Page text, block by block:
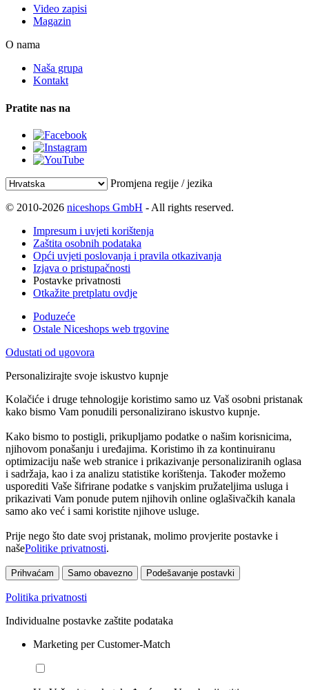
Video zapisi
Magazin
O nama
Naša grupa
Kontakt
Pratite nas na
Promjena regije / jezika
© 2010-2026 niceshops GmbH - All rights reserved.
Impresum i uvjeti korištenja
Zaštita osobnih podataka
Opći uvjeti poslovanja i pravila otkazivanja
Izjava o pristupačnosti
Postavke privatnosti
Otkažite pretplatu ovdje
Poduzeće
Ostale Niceshops web trgovine
Odustati od ugovora
Personalizirajte svoje iskustvo kupnje
Kolačiće i druge tehnologije koristimo samo uz Vaš osobni pristanak
kako bismo Vam ponudili personalizirano iskustvo kupnje.
Kako bismo to postigli, prikupljamo podatke o našim korisnicima,
njihovom ponašanju i uređajima. Koristimo ih za kontinuiranu
optimizaciju naše web stranice i prikazivanje personaliziranih oglasa
i sadržaja, kao i za analizu statistike korištenja. Također možemo
usporediti Vaše šifrirane podatke s vanjskim pružateljima usluga i
prikazivati Vam ponude putem njihovih online oglašivačkih kanala
samo ako već i sami koristite njihove usluge.
Prije nego što date svoj pristanak, molimo provjerite postavke i
našePolitike privatnosti.
Prihvaćam Samo obavezno Podešavanje postavki
Politika privatnosti
Individualne postavke zaštite podataka
Marketing per Customer-Match